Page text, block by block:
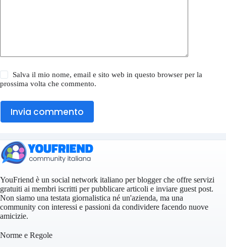
Salva il mio nome, email e sito web in questo browser per la
prossima volta che commento.
Invia commento
YouFriend è un social network italiano per blogger che offre servizi
gratuiti ai membri iscritti per pubblicare articoli e inviare guest post.
Non siamo una testata giornalistica né un'azienda, ma una
community con interessi e passioni da condividere facendo nuove
amicizie.
Norme e Regole